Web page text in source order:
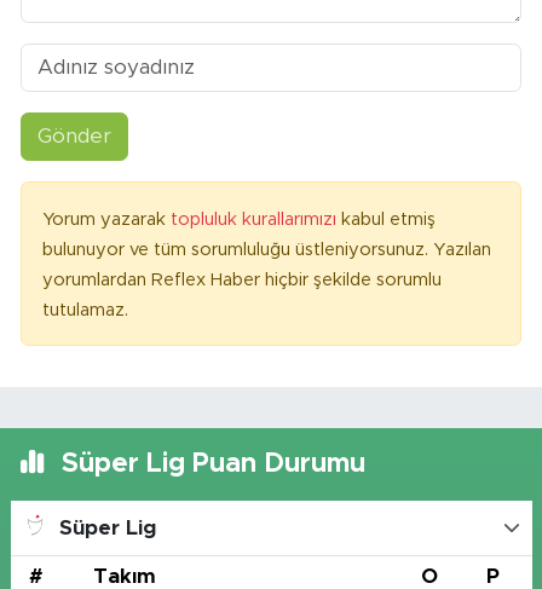
Gönder
Yorum yazarak topluluk kurallarımızı kabul etmiş
bulunuyor ve tüm sorumluluğu üstleniyorsunuz. Yazılan
yorumlardan Reflex Haber hiçbir şekilde sorumlu
tutulamaz.
Süper Lig Puan Durumu
Süper Lig
# Takım O P